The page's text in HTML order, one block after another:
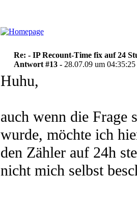
Re: - IP Recount-Time fix auf 24
Antwort #13 - 28.07.09 um 04:35:25
Huhu,
auch wenn die Frage
wurde, möchte ich
den Zähler auf 24h
nicht mich selbst